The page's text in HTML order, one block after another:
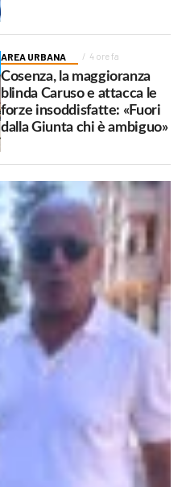
AREA URBANA 4 ore fa
Cosenza, la maggioranza
blinda Caruso e attacca le
forze insoddisfatte: «Fuori
dalla Giunta chi è ambiguo»